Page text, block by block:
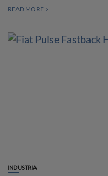
READ MORE
INDUSTRIA